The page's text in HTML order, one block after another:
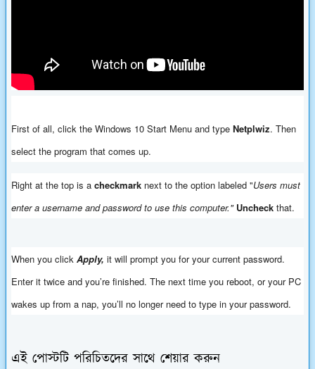
First of all, click the Windows 10 Start Menu and type Netplwiz. Then
select the program that comes up.
Right at the top is a checkmark next to the option labeled "Users must
enter a username and password to use this computer." Uncheck that.
When you click Apply, it will prompt you for your current password.
Enter it twice and you’re finished. The next time you reboot, or your PC
wakes up from a nap, you’ll no longer need to type in your password.
এই পোস্টটি পরিচিতদের সাথে শেয়ার করুন